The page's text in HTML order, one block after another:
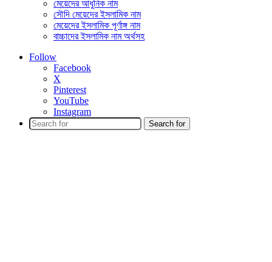
মেয়েদের আধুনিক নাম
সৌদি মেয়েদের ইসলামিক নাম
মেয়েদের ইসলামিক পূর্ণাঙ্গ নাম
বাচ্চাদের ইসলামিক নাম অর্থসহ
Follow
Facebook
X
Pinterest
YouTube
Instagram
Search for